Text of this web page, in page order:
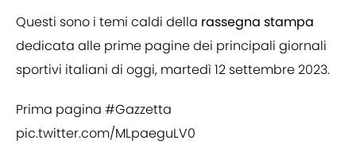
Questi sono i temi caldi della rassegna stampa
dedicata alle prime pagine dei principali giornali
sportivi italiani di oggi, martedì 12 settembre 2023.
Prima pagina #Gazzetta
pic.twitter.com/MLpaeguLV0